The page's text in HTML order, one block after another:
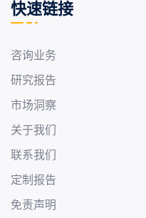
快速链接
咨询业务
研究报告
市场洞察
关于我们
联系我们
定制报告
免责声明